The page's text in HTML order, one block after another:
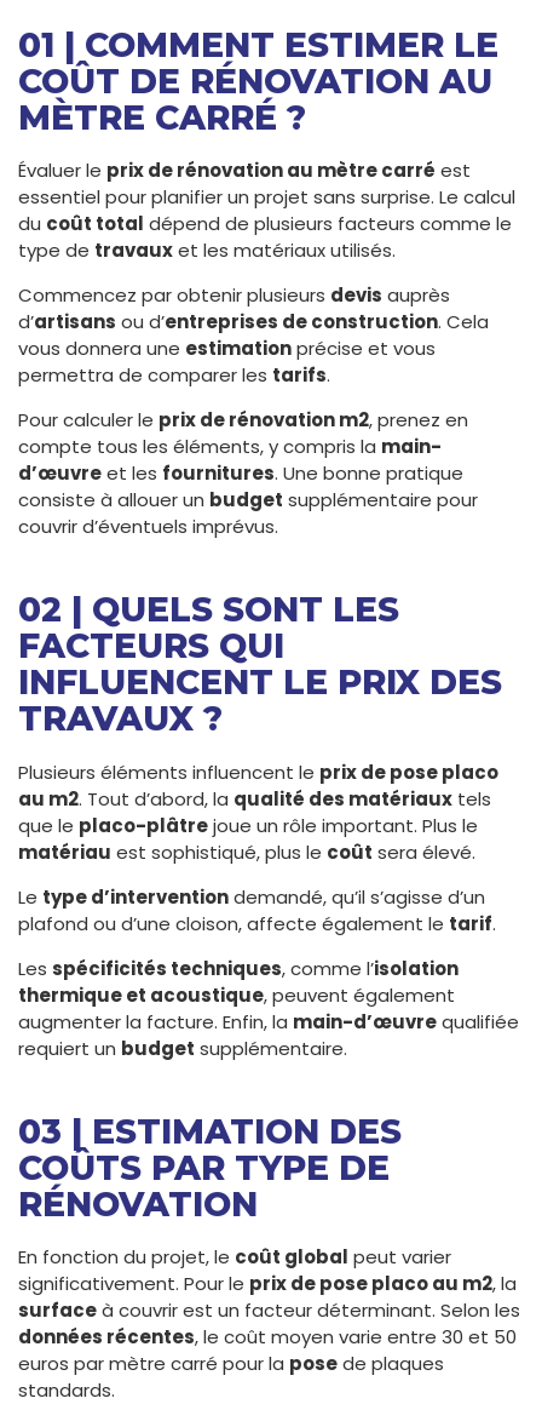
01 | COMMENT ESTIMER LE
COÛT DE RÉNOVATION AU
MÈTRE CARRÉ ?
Évaluer le prix de rénovation au mètre carré est
essentiel pour planifier un projet sans surprise. Le calcul
du coût total dépend de plusieurs facteurs comme le
type de travauxet les matériaux utilisés.
Commencez par obtenir plusieurs devis auprès
d’artisans ou d’entreprises de construction. Cela
vous donnera une estimationprécise et vous
permettra de comparer les tarifs.
Pour calculer le prix de rénovation m2, prenez en
compte tous les éléments, y compris la main-
d’œuvreet les fournitures. Une bonne pratique
consiste à allouer un budget supplémentaire pour
couvrir d’éventuels imprévus.
02 | QUELS SONT LES
FACTEURS QUI
INFLUENCENT LE PRIX DES
TRAVAUX ?
Plusieurs éléments influencent le prix de pose placo
au m2. Tout d’abord, la qualité des matériaux tels
que le placo-plâtrejoue un rôle important. Plus le
matériau est sophistiqué, plus le coût sera élevé.
Le type d’interventiondemandé, qu’il s’agisse d’un
plafond ou d’une cloison, affecte également le tarif.
Les spécificités techniques, comme l’isolation
thermique et acoustique, peuvent également
augmenter la facture. Enfin, la main-d’œuvrequalifiée
requiert un budget supplémentaire.
03 | ESTIMATION DES
COÛTS PAR TYPE DE
RÉNOVATION
En fonction du projet, le coût global peut varier
significativement. Pour le prix de pose placo au m2, la
surfaceà couvrir est un facteur déterminant. Selon les
données récentes, le coût moyen varie entre 30 et 50
euros par mètre carré pour la posede plaques
standards.